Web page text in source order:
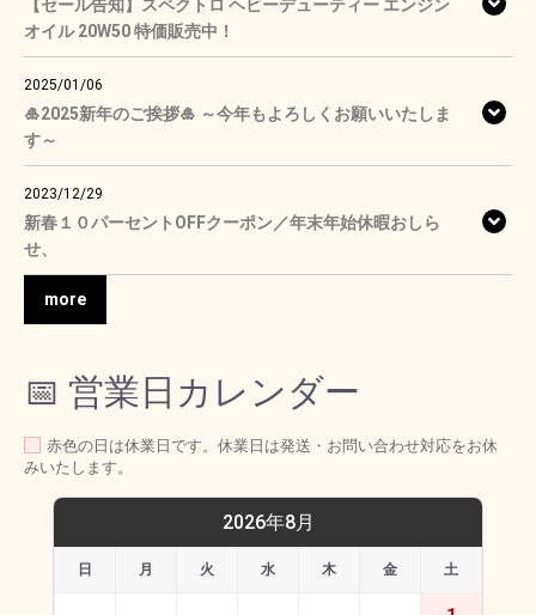
【セール告知】スペクトロ ヘビーデューティー エンジン
オイル 20W50 特価販売中！
2025/01/06
🎍2025新年のご挨拶🎍 ～今年もよろしくお願いいたしま
す～
2023/12/29
新春１０パーセントOFFクーポン／年末年始休暇おしら
せ、
more
📅 営業日カレンダー
赤色の日は休業日です。休業日は発送・お問い合わせ対応をお休
みいたします。
2026年8月
日 月 火 水 木 金 土